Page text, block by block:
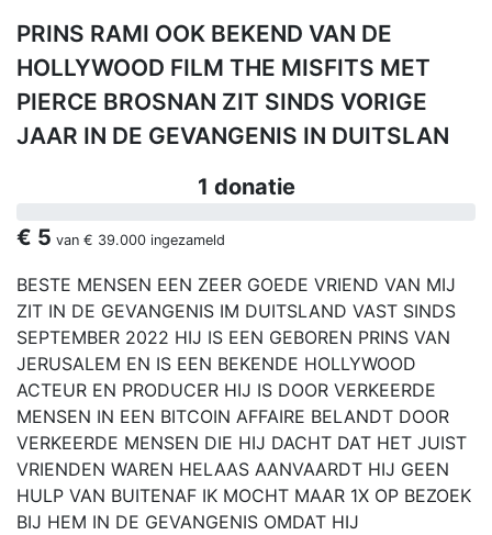
PRINS RAMI OOK BEKEND VAN DE
HOLLYWOOD FILM THE MISFITS MET
PIERCE BROSNAN ZIT SINDS VORIGE
JAAR IN DE GEVANGENIS IN DUITSLAN
1 donatie
€ 5 van € 39.000 ingezameld
BESTE MENSEN EEN ZEER GOEDE VRIEND VAN MIJ
ZIT IN DE GEVANGENIS IM DUITSLAND VAST SINDS
SEPTEMBER 2022 HIJ IS EEN GEBOREN PRINS VAN
JERUSALEM EN IS EEN BEKENDE HOLLYWOOD
ACTEUR EN PRODUCER HIJ IS DOOR VERKEERDE
MENSEN IN EEN BITCOIN AFFAIRE BELANDT DOOR
VERKEERDE MENSEN DIE HIJ DACHT DAT HET JUIST
VRIENDEN WAREN HELAAS AANVAARDT HIJ GEEN
HULP VAN BUITENAF IK MOCHT MAAR 1X OP BEZOEK
BIJ HEM IN DE GEVANGENIS OMDAT HIJ